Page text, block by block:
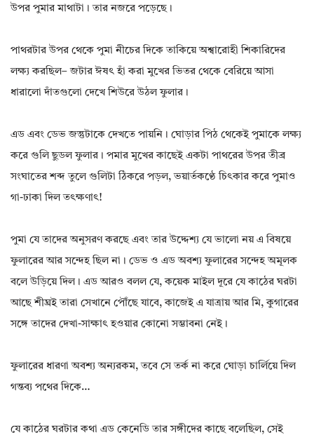
উপর পুমার মাথাটা। তার নজরে পড়েছে।
পাথরটার উপর থেকে পুমা নীচের দিকে তাকিয়ে অশ্বারোহী শিকারিদের
লক্ষ্য করছিল– জটার ঈষৎ হাঁ করা মুখের ভিতর থেকে বেরিয়ে আসা
ধারালো দাঁতগুলো দেখে শিউরে উঠল ফুলার।
এড এবং ডেভ জন্তুটাকে দেখতে পায়নি। ঘোড়ার পিঠ থেকেই পুমাকে লক্ষ্য
করে গুলি ছুডল ফুলার। পমার মুখের কাছেই একটা পাথরের উপর তীব্র
সংঘাতের শব্দ তুলে গুলিটা ঠিকরে পড়ল, ভয়ার্তকণ্ঠে চিৎকার করে পুমাও
গা-ঢাকা দিল তৎক্ষণাৎ!
পুমা যে তাদের অনুসরণ করছে এবং তার উদ্দেশ্য যে ভালো নয় এ বিষয়ে
ফুলারের আর সন্দেহ ছিল না। ডেভ ও এড অবশ্য ফুলারের সন্দেহ অমূলক
বলে উড়িয়ে দিল। এড আরও বলল যে, কয়েক মাইল দূরে যে কাঠের ঘরটা
আছে শীঘ্রই তারা সেখানে পৌঁছে যাবে, কাজেই এ যাত্রায় আর মি, কুগারের
সঙ্গে তাদের দেখা-সাক্ষাৎ হওয়ার কোনো সম্ভাবনা নেই।
ফুলারের ধারণা অবশ্য অন্যরকম, তবে সে তর্ক না করে ঘোড়া চার্লিয়ে দিল
গন্তব্য পথের দিকে…
যে কাঠের ঘরটার কথা এড কেনেডি তার সঙ্গীদের কাছে বলেছিল, সেই